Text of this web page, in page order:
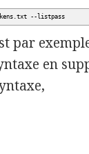
--listpass
par
en